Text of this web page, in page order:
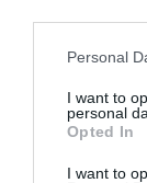
Personal
I want to
personal
Opted In
I want to